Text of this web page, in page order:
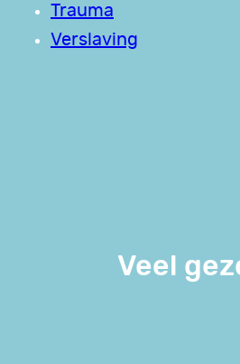
Trauma
Verslaving
Veel